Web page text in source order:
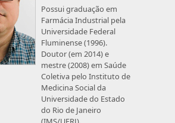
Possui graduação em
Farmácia Industrial pela
Universidade Federal
Fluminense (1996).
Doutor (em 2014) e
mestre (2008) em Saúde
Coletiva pelo Instituto de
Medicina Social da
Universidade do Estado
do Rio de Janeiro